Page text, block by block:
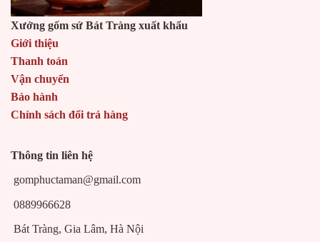
Xưởng gốm sứ Bát Tràng xuất khẩu
Giới thiệu
Thanh toán
Vận chuyển
Bảo hành
Chính sách đổi trả hàng
Thông tin liên hệ
gomphuctaman@gmail.com
0889966628
Bát Tràng, Gia Lâm, Hà Nội